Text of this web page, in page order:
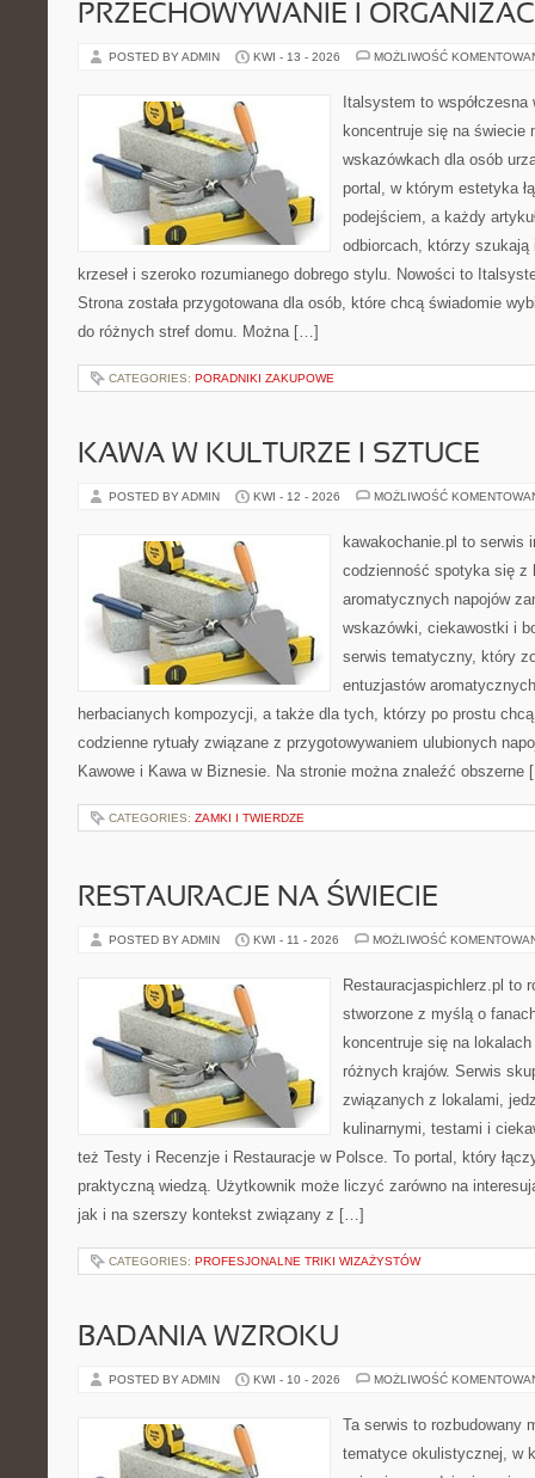
PRZECHOWYWANIE I
POSTED BY ADMIN KWI - 13 - 2026 MOŻLIWOŚĆ
Italsystem to
koncentruje się na świecie
wskazówkach dla osób
portal, w którym estetyka
podejściem, a każdy
odbiorcach, którzy
krzeseł i szeroko rozumianego dobrego stylu. Nowości to
Strona została przygotowana dla osób, które chcą świadomie
do różnych stref domu. Można […]
CATEGORIES: PORADNIKI ZAKUPOWE
KAWA W KULTURZE I SZTUCE
POSTED BY ADMIN KWI - 12 - 2026 MOŻLIWOŚĆ
kawakochanie.pl to serwis
codzienność spotyka się z
aromatycznych napojów
wskazówki, ciekawostki i
serwis tematyczny, który
entuzjastów
herbacianych kompozycji, a także dla tych, którzy po prostu
codzienne rytuały związane z przygotowywaniem ulubionych
Kawowe i Kawa w Biznesie. Na stronie można znaleźć
CATEGORIES: ZAMKI I TWIERDZE
RESTAURACJE NA ŚWIECIE
POSTED BY ADMIN KWI - 11 - 2026 MOŻLIWOŚĆ
Restauracjaspichlerz.pl to
stworzone z myślą o
koncentruje się na
różnych krajów. Serwis
związanych z lokalami,
kulinarnymi, testami i
też Testy i Recenzje i Restauracje w Polsce. To portal, który
praktyczną wiedzą. Użytkownik może liczyć zarówno na
jak i na szerszy kontekst związany z […]
CATEGORIES: PROFESJONALNE TRIKI WIZAŻYSTÓW
BADANIA WZROKU
POSTED BY ADMIN KWI - 10 - 2026 MOŻLIWOŚĆ
Ta serwis to rozbudowany
tematyce okulistycznej, w